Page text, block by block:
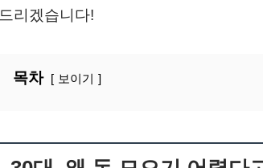
드리겠습니다!
목차 보이기